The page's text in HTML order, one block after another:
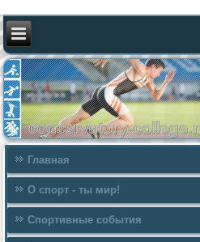
Главная
О спорт - ты мир!
Спортивные события